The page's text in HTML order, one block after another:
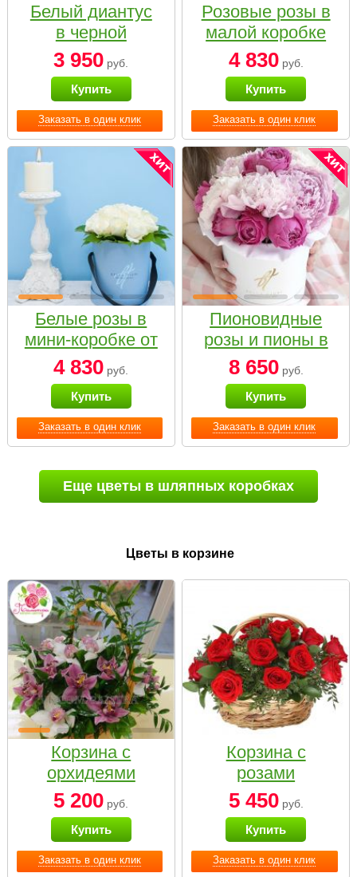
Заказать в один клик
Белый диантус
в черной
коробке Small
3 950 руб.
Купить
Заказать в один клик
Розовые розы в
малой коробке
4 830руб.
Купить
Заказать в один клик
Белые розы в
мини-коробке от
Bella Fiori
4 830 руб.
Купить
Заказать в один клик
Пионовидные
розы и пионы в
белой коробке
Small
8 650руб.
Купить
Еще цветы в шляпных коробках
Цветы в корзине
Заказать в один клик
Корзина с
орхидеями
малая
5 200 руб.
Купить
Заказать в один клик
Корзина с
розами
«Красный
Париж»
5 450руб.
Купить